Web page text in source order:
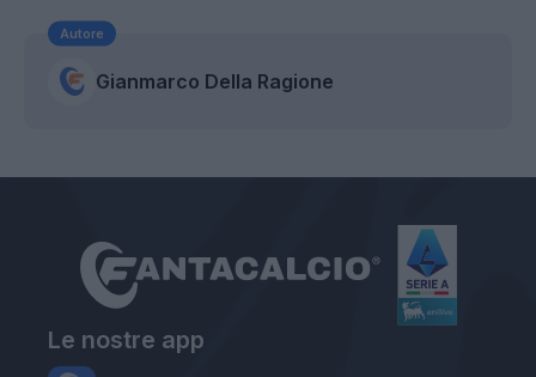
Autore
Gianmarco Della Ragione
Le nostre app